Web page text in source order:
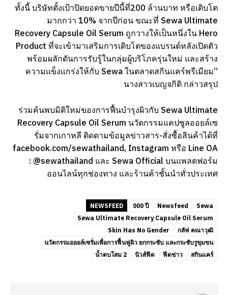
ทั้งนี้ บริษัทตั้งเป้าปิดยอดขายปีนี้ที่200 ล้านบาท หรือเติบโต
มากกว่า 10% จากปีก่อน ขณะที่ Sewa Ultimate
Recovery Capsule Oil Serum ถูกวางให้เป็นหนึ่งใน Hero
Product ที่จะเข้ามาเสริมการเติบโตของแบรนด์หลังเปิดตัว
พร้อมผลักดันการรับรู้ในกลุ่มผู้บริโภครุ่นใหม่ และสร้าง
ความแข็งแกร่งให้กับ Sewa ในตลาดสกินแคร์พรีเมียม”
นางสาวเบญจกิติ กล่าวสรุป
ร่วมค้นพบมิติใหม่ของการฟื้นบำรุงผิวกับ Sewa Ultimate
Recovery Capsule Oil Serum นวัตกรรมแคปซูลออยล์เซ
รั่มจากเกาหลี ติดตามข้อมูลข่าวสาร-สั่งซื้อสินค้าได้ที่
facebook.com/sewathailand, Instagram หรือ Line OA
: @sewathailand และ Sewa Official บนแพลตฟอร์ม
ออนไลน์ทุกช่องทาง และร้านค้าชั้นนำทั่วประเทศ
NEWSFEED 000 ปี Newsfeed
Sewa
Sewa Ultimate Recovery Capsule Oil Serum
Skin Has No Gender
กลัฟ คณาวุฒิ
นวัตกรรมออยล์เซรั่มเพื่อการฟื้นฟูผิว ยกกระชับ และกระชับรูขุมขน
น้ำตบโสม 2
นิวส์ฟีด ฟีดข่าว สกินแคร์